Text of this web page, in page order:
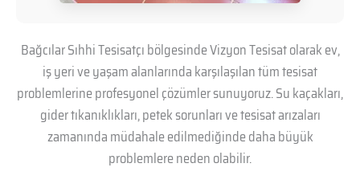
Bağcılar Sıhhi Tesisatçı bölgesinde Vizyon Tesisat olarak ev,
iş yeri ve yaşam alanlarında karşılaşılan tüm tesisat
problemlerine profesyonel çözümler sunuyoruz. Su kaçakları,
gider tıkanıklıkları, petek sorunları ve tesisat arızaları
zamanında müdahale edilmediğinde daha büyük
problemlere neden olabilir.